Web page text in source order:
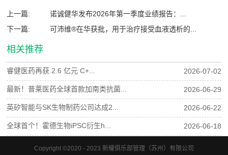
上一篇:
诺诚健华发布2026年第一季度业绩报告：...
下一篇:
可沛维®在华获批，用于治疗接受血液透析的...
相关推荐
睿健医药再获 2.6 亿元 C+... 2026-07-02
最新！普莱医药全球首款加南类抗菌... 2026-06-29
英矽智能与SK生物制药公司达成2... 2026-06-22
全球首个！霍德生物iPSC衍生h... 2026-06-18
Copyright ©2020 - 2023 新耀俱乐部管理（苏州）有限公司